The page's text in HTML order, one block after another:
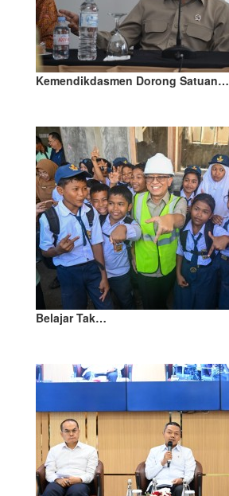
Kemendikdasmen Dorong Satuan…
Belajar Tak…